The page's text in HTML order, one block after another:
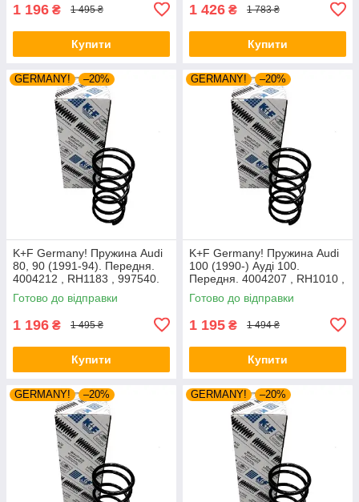
1 196 ₴ 1 495 ₴
Купити
1 426 ₴ 1 783 ₴
Купити
GERMANY! –20%
K+F Germany! Пружина Audi
80, 90 (1991-94). Передня.
4004212 , RH1183 , 997540.
К+Ф Німеччина
Готово до відправки
1 196 ₴ 1 495 ₴
Купити
GERMANY! –20%
K+F Germany! Пружина Audi
100 (1990-) Ауді 100.
Передня. 4004207 , RH1010 ,
997224. К+Ф Німеччина
Готово до відправки
1 195 ₴ 1 494 ₴
Купити
GERMANY! –20% GERMANY! –20%